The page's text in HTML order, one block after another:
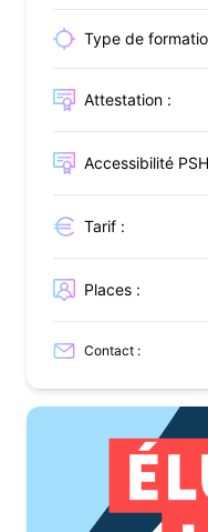
Type de
Attestation :
Accessibilité
Tarif :
Places :
Contact :